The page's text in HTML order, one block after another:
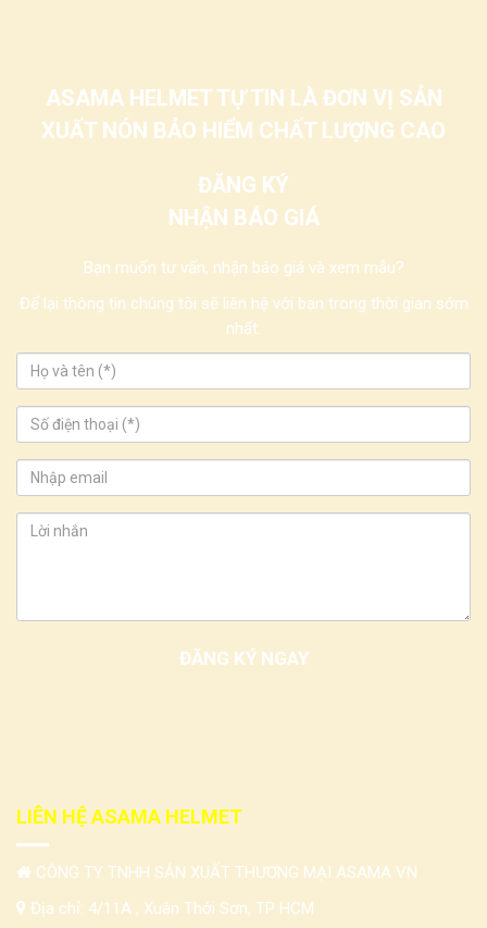
ASAMA HELMET TỰ TIN LÀ ĐƠN VỊ SẢN
XUẤT NÓN BẢO HIỂM CHẤT LƯỢNG CAO
ĐĂNG KÝ
NHẬN BÁO GIÁ
Bạn muốn tư vấn, nhận báo giá và xem mẫu?
Để lại thông tin chúng tôi sẽ liên hệ với bạn trong thời gian sớm
nhất.
LIÊN HỆ ASAMA HELMET
CÔNG TY TNHH SẢN XUẤT THƯƠNG MẠI ASAMA VN
Địa chỉ: 4/11A , Xuân Thới Sơn, TP HCM